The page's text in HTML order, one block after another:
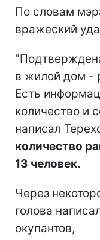
По словам
вражеский
в жилой дом -
Есть
количество и
написал
количество
13 человек.
Через
голова
окупантов,